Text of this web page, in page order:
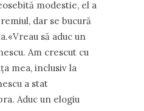
modestie, el a
dar se bucură
să aduc un
Am crescut cu
mea, inclusiv la
a stat
Aduc un elogiu